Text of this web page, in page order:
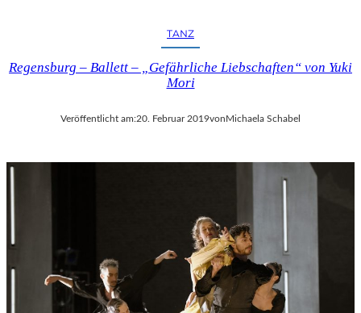
TANZ
Regensburg – Ballett – „Gefährliche Liebschaften“ von Yuki
Mori
Veröffentlicht am:20. Februar 2019vonMichaela Schabel